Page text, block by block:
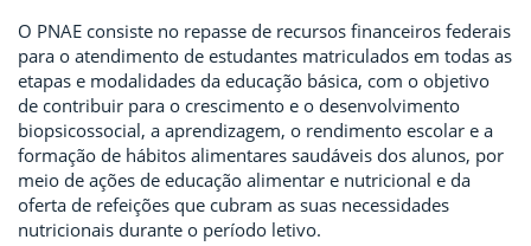
O PNAE consiste no repasse de recursos financeiros federais
para o atendimento de estudantes matriculados em todas as
etapas e modalidades da educação básica, com o objetivo
de contribuir para o crescimento e o desenvolvimento
biopsicossocial, a aprendizagem, o rendimento escolar e a
formação de hábitos alimentares saudáveis dos alunos, por
meio de ações de educação alimentar e nutricional e da
oferta de refeições que cubram as suas necessidades
nutricionais durante o período letivo.